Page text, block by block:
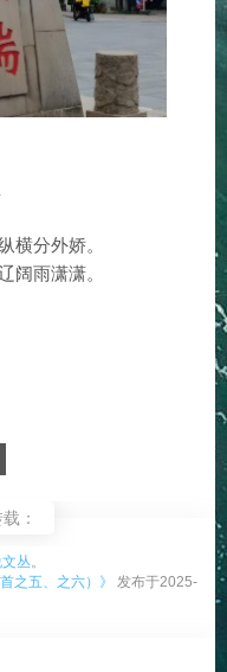
横分外娇。
阔雨潇潇。
：
丛。
之五、之六）》
发布于2025-